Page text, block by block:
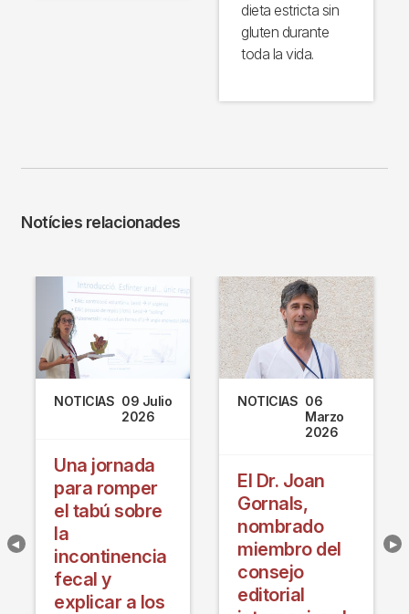
dieta estricta sin
gluten durante
toda la vida.
Notícies relacionades
NOTICIAS 09 Julio
2026
Una jornada
para romper
el tabú sobre
la
incontinencia
fecal y
explicar a los
NOTICIAS 06
Marzo
2026
El Dr. Joan
Gornals,
nombrado
miembro del
consejo
editorial